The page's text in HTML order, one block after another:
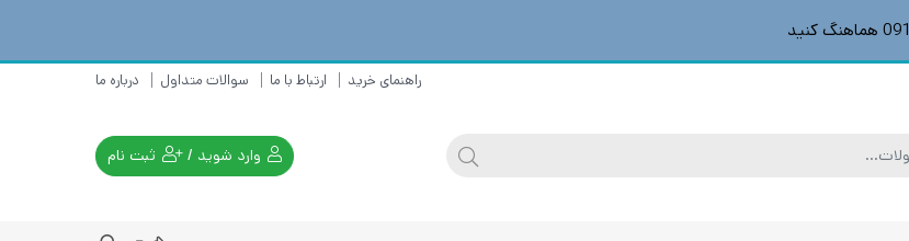
راهنمای خرید ارتباط با ما سوالات متداول درباره ما
وارد شوید / ثبت نام